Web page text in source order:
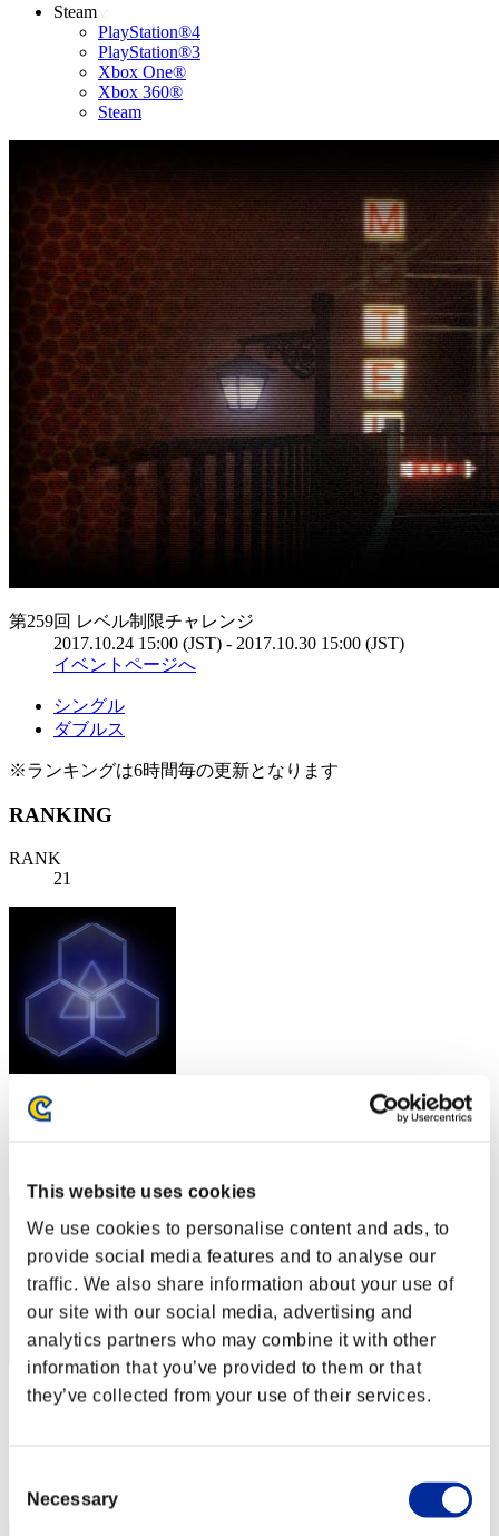
This website uses cookies
We use cookies to personalise content and ads, to
provide social media features and to analyse our
traffic. We also share information about your use of
our site with our social media, advertising and
analytics partners who may combine it with other
information that you’ve provided to them or that
they’ve collected from your use of their services.
Selection
Necessary
Steam
PlayStation®4
PlayStation®3
Xbox One®
Xbox 360®
Steam
第259回 レベル制限チャレンジ
2017.10.24 15:00 (JST) - 2017.10.30 15:00 (JST)
イベントページへ
シングル
ダブルス
※ランキングは6時間毎の更新となります
RANKING
RANK
21
スコア: -
RANK
Zeus 77
23